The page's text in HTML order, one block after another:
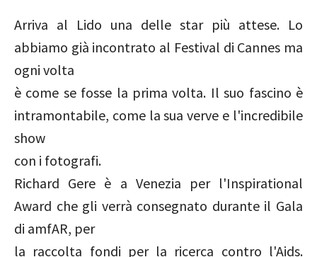
Arriva al Lido una delle star più attese. Lo
abbiamo già incontrato al Festival di Cannes ma
ogni volta
è come se fosse la prima volta. Il suo fascino è
intramontabile, come la sua verve e l'incredibile
show
con i fotografi.
Richard Gere è a Venezia per l'Inspirational
Award che gli verrà consegnato durante il Gala
di amfAR, per
la raccolta fondi per la ricerca contro l'Aids.